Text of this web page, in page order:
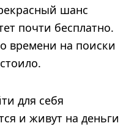
шанс
почти бесплатно.
времени на поиски
для себя
и живут на деньги